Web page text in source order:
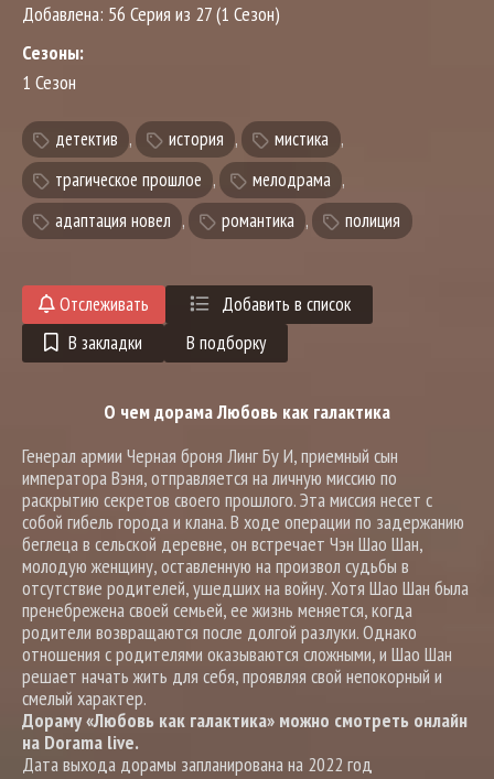
Добавлена: 56 Серия из 27 (1 Сезон)
Сезоны:
1 Сезон
детектив , история , мистика ,
трагическое прошлое , мелодрама ,
адаптация новел , романтика , полиция
Отслеживать
Добавить в список
В закладки
В подборку
О чем дорама Любовь как галактика
Генерал армии Черная броня Линг Бу И, приемный сын
императора Вэня, отправляется на личную миссию по
раскрытию секретов своего прошлого. Эта миссия несет с
собой гибель города и клана. В ходе операции по задержанию
беглеца в сельской деревне, он встречает Чэн Шао Шан,
молодую женщину, оставленную на произвол судьбы в
отсутствие родителей, ушедших на войну. Хотя Шао Шан была
пренебрежена своей семьей, ее жизнь меняется, когда
родители возвращаются после долгой разлуки. Однако
отношения с родителями оказываются сложными, и Шао Шан
решает начать жить для себя, проявляя свой непокорный и
смелый характер.
Дораму «Любовь как галактика» можно смотреть онлайн
на Dorama live.
Дата выхода дорамы запланирована на 2022 год